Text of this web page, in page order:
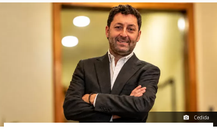
Cedida